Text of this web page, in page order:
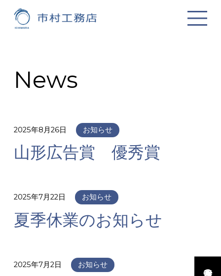
News
2025年8月26日 お知らせ
山形広告賞 優秀賞
2025年7月22日 お知らせ
夏季休業のお知らせ
2025年7月2日 お知らせ 市村工務店の家